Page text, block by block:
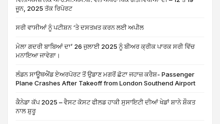
ਜੂਨ, 2025 ਤੱਕ ਰਿਪੋਰਟ
ਸਰੀ ਵਾਸੀਆਂ ਨੂੰ ਪਟੀਸ਼ਨ ‘ਤੇ ਦਸਤਖ਼ਤ ਕਰਨ ਲਈ ਅਪੀਲ
ਮੇਲਾ ਗਦਰੀ ਬਾਬਿਆਂ ਦਾ’ 26 ਜੁਲਾਈ 2025 ਨੂੰ ਬੀਅਰ ਕ੍ਰੀਕ ਪਾਰਕ ਸਰੀ ਵਿੱਚ
ਮਨਾਇਆ ਜਾਵੇਗਾ।
ਲੰਡਨ ਸਾਊਥਐਂਡ ਏਅਰਪੋਰਟ ਤੋਂ ਉਡਾਣ ਮਗਰੋਂ ਛੋਟਾ ਜਹਾਜ਼ ਕਰੈਸ਼- Passenger
Plane Crashes After Takeoff from London Southend Airport
ਕੈਨੇਡਾ ਕੱਪ 2025 – ਵੈਸਟ ਕੋਸਟ ਫੀਲਡ ਹਾਕੀ ਸੁਸਾਇਟੀ ਦੀਆਂ ਖੇਡਾਂ ਸ਼ਾਨੇ ਸ਼ੌਕਤ
ਨਾਲ ਸ਼ੁਰੂ